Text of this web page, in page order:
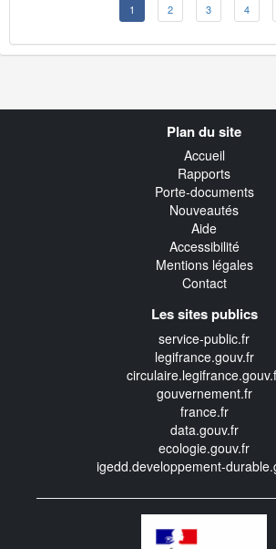
1 2 3 4
Plan du site
Accueil
Rapports
Porte-documents
Nouveautés
Aide
Accessibilité
Mentions légales
Contact
Les sites publics
service-public.fr
legifrance.gouv.fr
gouvernement.fr
france.fr
data.gouv.fr
ecologie.gouv.fr
igedd.developpement-